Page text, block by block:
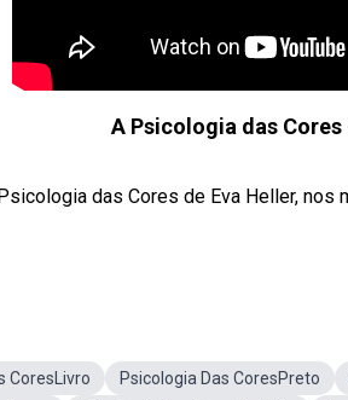
A Psicologia das Cores
das Cores de Eva Heller, nos
CoresLivro Psicologia Das CoresPreto